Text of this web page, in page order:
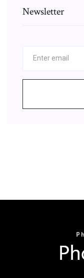
Newsletter